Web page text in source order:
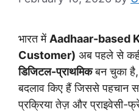
भारत मेंAadhaar-based
Customer) अब पहले से
डिजिटल-प्राथमिकबन चुका है,
बदलाव किए हैं जिससे पहचान
प्रक्रिया तेज़ और प्राइवेसी-